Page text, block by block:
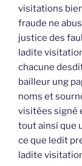
visitations
fraude ne
justice des
ladite
chacune
bailleur ung
noms et
visitées signé
tout ainsi que
ce que ledit
ladite